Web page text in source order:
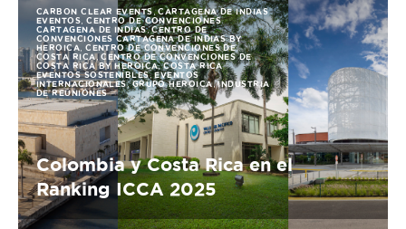
CARBON CLEAR EVENTS ,CARTAGENA DE INDIAS
EVENTOS ,CENTRO DE CONVENCIONES
CARTAGENA DE INDIAS,CENTRO DE
CONVENCIONES CARTAGENA DE INDIAS BY
HEROICA ,CENTRO DE CONVENCIONES DE
COSTA RICA,CENTRO DE CONVENCIONES DE
COSTA RICA BY HEROICA,COSTA RICA
EVENTOS SOSTENIBLES,EVENTOS
INTERNACIONALES,GRUPO HEROICA,INDUSTRIA
DE REUNIONES
Colombia y Costa Rica en el
Ranking ICCA 2025